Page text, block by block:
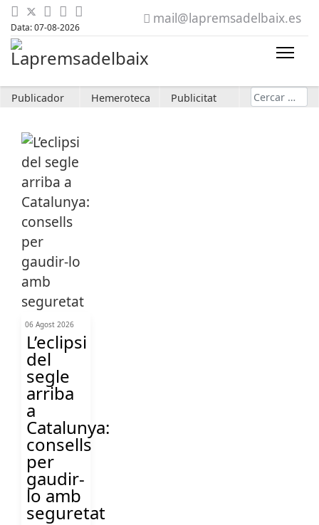
Data: 07-08-2026
mail@lapremsadelbaix.es
Publicador Hemeroteca Publicitat Cerca
06 Agost 2026
L’eclipsi
del
segle
arriba
a
Catalunya:
consells
per
gaudir-
lo amb
seguretat